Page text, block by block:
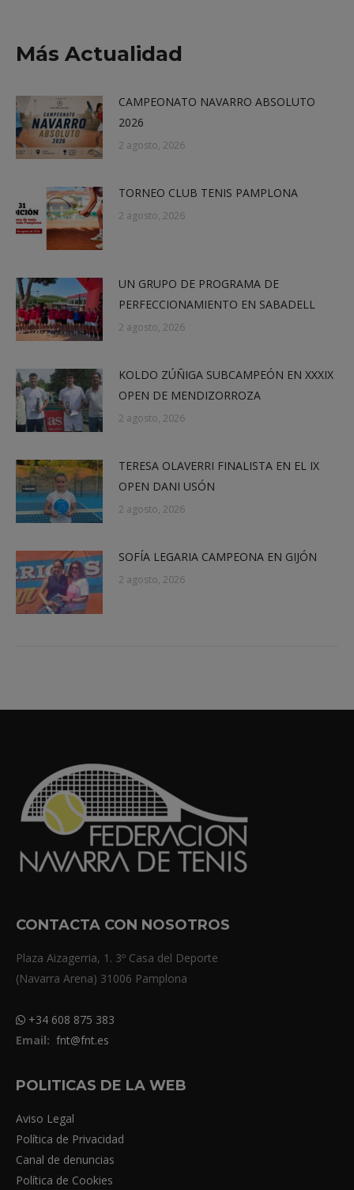
Más Actualidad
CAMPEONATO NAVARRO ABSOLUTO
2026
2 agosto, 2026
TORNEO CLUB TENIS PAMPLONA
2 agosto, 2026
UN GRUPO DE PROGRAMA DE
PERFECCIONAMIENTO EN SABADELL
2 agosto, 2026
KOLDO ZÚÑIGA SUBCAMPEÓN EN XXXIX
OPEN DE MENDIZORROZA
2 agosto, 2026
TERESA OLAVERRI FINALISTA EN EL IX
OPEN DANI USÓN
2 agosto, 2026
SOFÍA LEGARIA CAMPEONA EN GIJÓN
2 agosto, 2026
CONTACTA CON NOSOTROS
Plaza Aizagerria, 1. 3º Casa del Deporte
(Navarra Arena) 31006 Pamplona
+34 608 875 383
Email: fnt@fnt.es
POLITICAS DE LA WEB
Aviso Legal
Política de Privacidad
Canal de denuncias
Política de Cookies